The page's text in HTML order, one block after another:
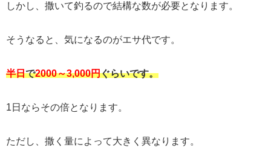
しかし、撒いて釣るので結構な数が必要となります。
そうなると、気になるのがエサ代です。
半日で2000～3,000円ぐらいです。
1日ならその倍となります。
ただし、撒く量によって大きく異なります。